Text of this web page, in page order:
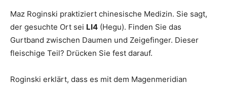
Maz Roginski praktiziert chinesische Medizin. Sie sagt,
der gesuchte Ort sei LI4 (Hegu). Finden Sie das
Gurtband zwischen Daumen und Zeigefinger. Dieser
fleischige Teil? Drücken Sie fest darauf.
Roginski erklärt, dass es mit dem Magenmeridian